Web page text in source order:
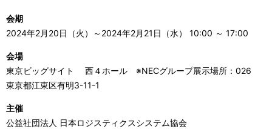
会期
2024年2月20日（火）～2024年2月21日（水） 10:00 ～ 17:00
会場
東京ビッグサイト 西４ホール ※NECグループ展示場所：026
東京都江東区有明3-11-1
主催
公益社団法人 日本ロジスティクスシステム協会